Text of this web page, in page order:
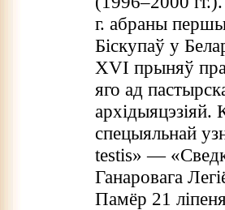
г. абраны
Біскупаў у
XVI прыняў
яго ад
архідыяцэзіяй.
спецыяльнай
testis» —
Ганаровага
Памёр 21